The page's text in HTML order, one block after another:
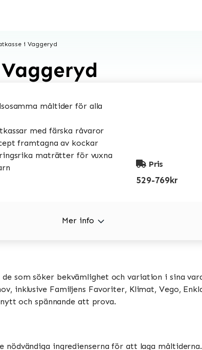
i Vaggeryd
måltider för alla
med färska råvaror
framtagna av kockar
maträtter för vuxna
Pris
529-769kr
Mer info
som söker bekvämlighet och variation i sina
inklusive Familjens Favoriter, Klimat, Vego,
och spännande att prova​​.
nödvändiga ingredienserna för att laga